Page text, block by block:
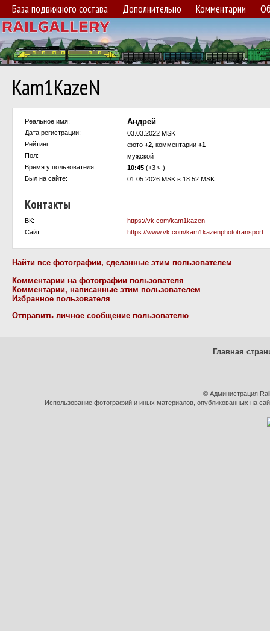
База подвижного состава Дополнительно Комментарии
Kam1KazeN
Реальное имя: Андрей
Дата регистрации:
03.03.2022 MSK
Рейтинг:
фото +2 , комментарии +1
Пол:
мужской
Время у пользователя:
10:45 (+3 ч.)
Был на сайте:
01.05.2026 MSK в 18:52 MSK
Контакты
ВК:
https://vk.com/kam1kazen
Сайт:
https://www.vk.com/kam1kazenphototransport
Найти все фотографии, сделанные этим пользователем
Комментарии на фотографии пользователя
Комментарии, написанные этим пользователем
Избранное пользователя
Отправить личное сообщение пользователю
Главная
© Администрация
Использование фотографий и иных материалов, опубликованных на